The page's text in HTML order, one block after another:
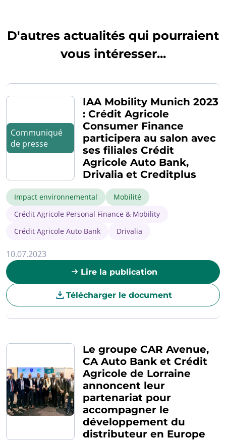
D'autres actualités qui pourraient
vous intéresser...
Communiqué
de presse
IAA Mobility Munich 2023
: Crédit Agricole
Consumer Finance
participera au salon avec
ses filiales Crédit
Agricole Auto Bank,
Drivalia et Creditplus
Impact environnemental
Mobilité
Crédit Agricole Personal Finance & Mobility
Crédit Agricole Auto Bank
Drivalia
10.07.2023
Lire la publication
Télécharger le document
Le groupe CAR Avenue,
CA Auto Bank et Crédit
Agricole de Lorraine
annoncent leur
partenariat pour
accompagner le
développement du
distributeur en Europe